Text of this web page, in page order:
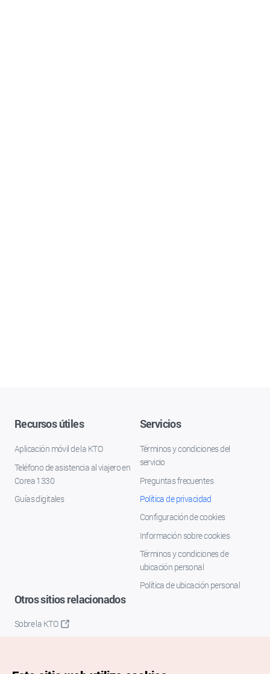
Recursos útiles
Aplicación móvil de la KTO
Teléfono de asistencia al viajero en
Corea 1330
Guías digitales
Servicios
Términos y condiciones del
servicio
Preguntas frecuentes
Política de privacidad
Configuración de cookies
Información sobre cookies
Términos y condiciones de
ubicación personal
Política de ubicación personal
Otros sitios relacionados
Sobre la KTO